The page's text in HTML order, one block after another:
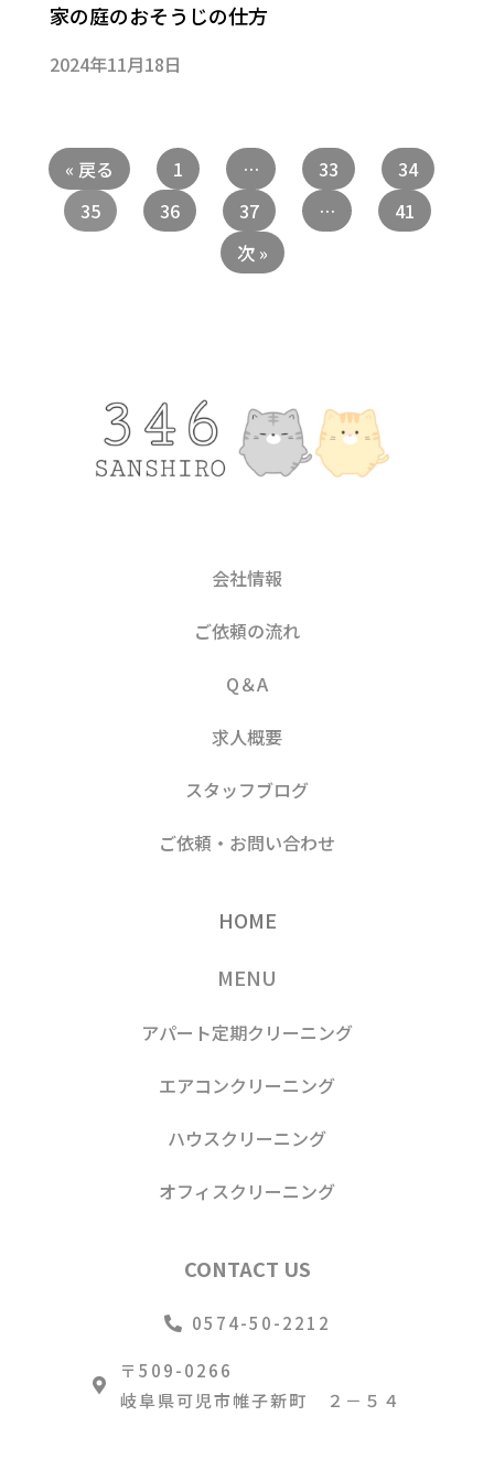
家の庭のおそうじの仕方
2024年11月18日
« 戻る 1 … 33
34
35
36 37 …
41
次 »
会社情報
ご依頼の流れ
Q＆A
求人概要
スタッフブログ
ご依頼・お問い合わせ
HOME
MENU
アパート定期クリーニング
エアコンクリーニング
ハウスクリーニング
オフィスクリーニング
CONTACT US
0574-50-2212
〒509-0266
岐阜県可児市帷子新町 ２－５４